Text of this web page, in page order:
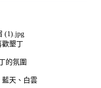
歡墾丁
的氛圍
藍天、白雲